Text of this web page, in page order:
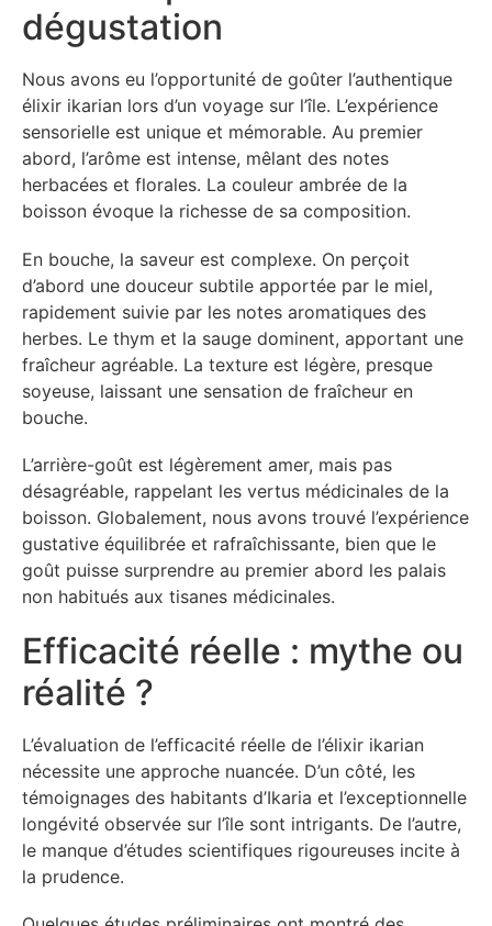
dégustation
Nous avons eu l’opportunité de goûter l’authentique
élixir ikarian lors d’un voyage sur l’île. L’expérience
sensorielle est unique et mémorable. Au premier
abord, l’arôme est intense, mêlant des notes
herbacées et florales. La couleur ambrée de la
boisson évoque la richesse de sa composition.
En bouche, la saveur est complexe. On perçoit
d’abord une douceur subtile apportée par le miel,
rapidement suivie par les notes aromatiques des
herbes. Le thym et la sauge dominent, apportant une
fraîcheur agréable. La texture est légère, presque
soyeuse, laissant une sensation de fraîcheur en
bouche.
L’arrière-goût est légèrement amer, mais pas
désagréable, rappelant les vertus médicinales de la
boisson. Globalement, nous avons trouvé l’expérience
gustative équilibrée et rafraîchissante, bien que le
goût puisse surprendre au premier abord les palais
non habitués aux tisanes médicinales.
Efficacité réelle : mythe ou
réalité ?
L’évaluation de l’efficacité réelle de l’élixir ikarian
nécessite une approche nuancée. D’un côté, les
témoignages des habitants d’Ikaria et l’exceptionnelle
longévité observée sur l’île sont intrigants. De l’autre,
le manque d’études scientifiques rigoureuses incite à
la prudence.